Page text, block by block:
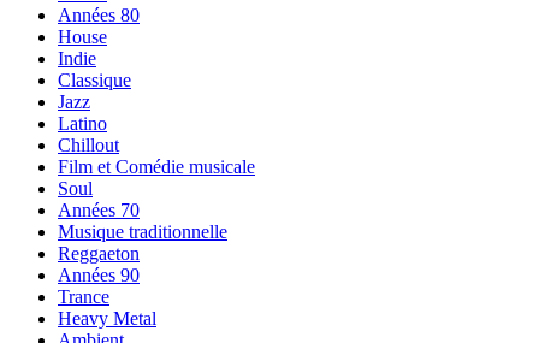
Années 80
House
Indie
Classique
Jazz
Latino
Chillout
Film et Comédie musicale
Soul
Années 70
Musique traditionnelle
Reggaeton
Années 90
Trance
Heavy Metal